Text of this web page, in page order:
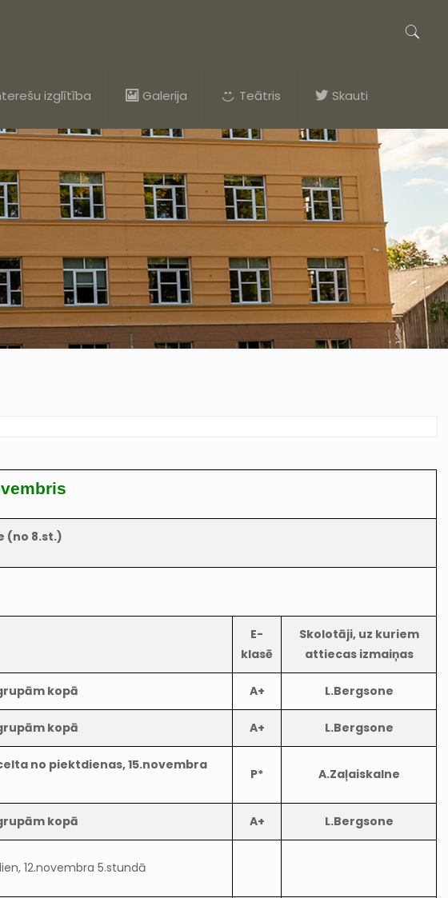
izglītība Galerija Teātris Skauti
(no 8.st.)
E-
klasē
Skolotāji, uz kuriem
attiecas izmaiņas
kopā A+ L.Bergsone
kopā A+ L.Bergsone
no piektdienas, 15.novembra
P* A.Zaļaiskalne
kopā A+ L.Bergsone
12.novembra 5.stundā